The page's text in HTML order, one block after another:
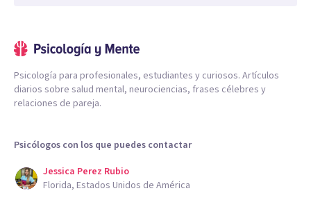
Psicología para profesionales, estudiantes y curiosos. Artículos
diarios sobre salud mental, neurociencias, frases célebres y
relaciones de pareja.
Psicólogos con los que puedes contactar
Jessica Perez Rubio
Florida, Estados Unidos de América